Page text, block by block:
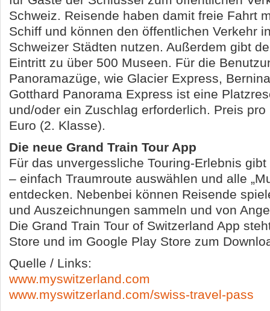
Schweiz. Reisende haben damit freie Fahrt
Schiff und können den öffentlichen Verkehr
Schweizer Städten nutzen. Außerdem gibt
Eintritt zu über 500 Museen. Für die
Panoramazüge, wie Glacier Express,
Gotthard Panorama Express ist eine
und/oder ein Zuschlag erforderlich. Preis
Euro (2. Klasse).
Die neue Grand Train Tour App
Für das unvergessliche Touring-Erlebnis
– einfach Traumroute auswählen und alle
entdecken. Nebenbei können Reisende
und Auszeichnungen sammeln und von
Die Grand Train Tour of Switzerland App
Store und im Google Play Store zum
Quelle / Links:
www.myswitzerland.com
www.myswitzerland.com/swiss-travel-pass